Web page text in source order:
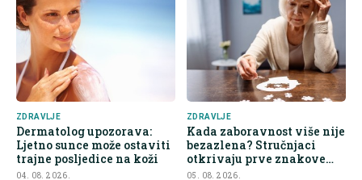
ZDRAVLJE
Dermatolog upozorava:
Ljetno sunce može ostaviti
trajne posljedice na koži
04. 08. 2026.
ZDRAVLJE
Kada zaboravnost više nije
bezazlena? Stručnjaci
otkrivaju prve znakove
demencije
05. 08. 2026.